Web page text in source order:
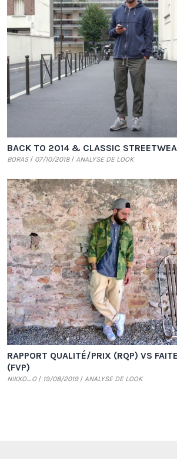
BACK TO 2014 & CLASSIC
BORAS 07/10/2018 ANALYSE DE LOOK
RAPPORT QUALITÉ/PRIX (RQP) VS
(FVP)
NIKKO_O 19/08/2019 ANALYSE DE LOOK